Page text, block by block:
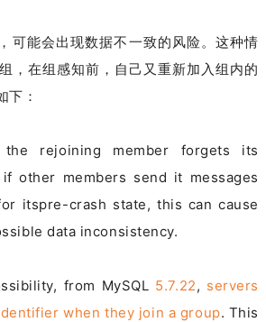
可能会出现数据不一致的风险。这种情
，在组感知前，自己又重新加入组内的
下：
rejoining member forgets its
other members send it messages
itspre-crash state, this can cause
data inconsistency.
from MySQL 5.7.22, servers
when they join a group. This